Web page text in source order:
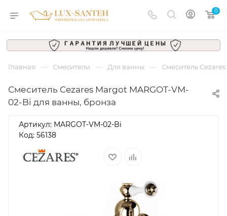
0
Главная — Смесители — Для ванны — Смеситель
Смеситель Cezares Margot MARGOT-VM-
02-Bi для ванны, бронза
Артикул: MARGOT-VM-02-Bi
Код: 56138